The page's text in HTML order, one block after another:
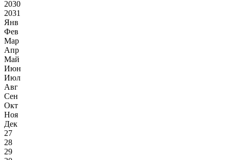
2030
2031
Янв
Фев
Мар
Апр
Май
Июн
Июл
Авг
Сен
Окт
Ноя
Дек
27
28
29